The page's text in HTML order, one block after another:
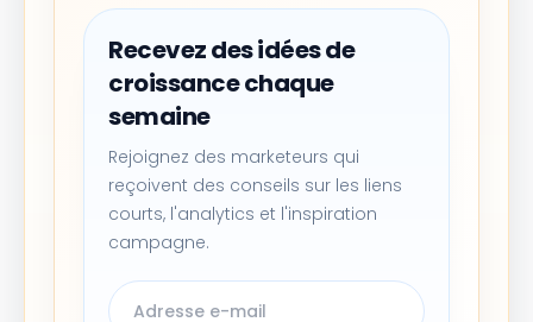
Recevez des idées de
croissance chaque
semaine
Rejoignez des marketeurs qui
reçoivent des conseils sur les liens
courts, l'analytics et l'inspiration
campagne.